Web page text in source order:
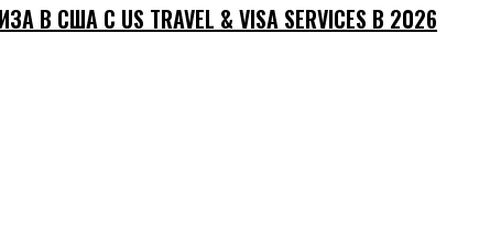
В США С US TRAVEL & VISA SERVICES В 2026